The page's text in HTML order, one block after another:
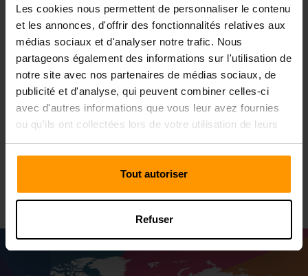
Les cookies nous permettent de personnaliser le contenu
et les annonces, d'offrir des fonctionnalités relatives aux
médias sociaux et d'analyser notre trafic. Nous
partageons également des informations sur l'utilisation de
notre site avec nos partenaires de médias sociaux, de
publicité et d'analyse, qui peuvent combiner celles-ci
avec d'autres informations que vous leur avez fournies
ou qu'ils ont collectées lors de votre utilisation de leurs
services.
Tout autoriser
Refuser
technologies avancées, des serveurs réactifs et un
panneau de contrôle convivial, vous préparant pour lisser
la navigation à travers des espaces magiques.
Que vous vous attaquiez aux missions héroïques, que
vous vous livriez à des combats difficiles ou à la mode de
modeler puissant Les sorts, les services d'hébergement
ScalaCube garantissent la fiabilité et aident un voyage de
jeu inégalé. Choisissez ScalaCube comme votre hôte de
serveur Bellwright et commencez en toute confiance vos
explorations numériques, assurée de performances